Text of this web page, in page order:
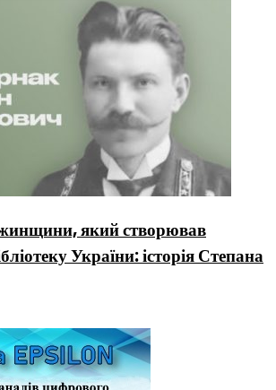
який створював
України: історія Степана